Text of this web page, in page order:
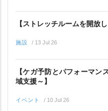
【ストレッチルームを開放し
施設 / 13 Jul 26
【ケガ予防とパフォーマン
域支援～】
イベント / 10 Jul 26